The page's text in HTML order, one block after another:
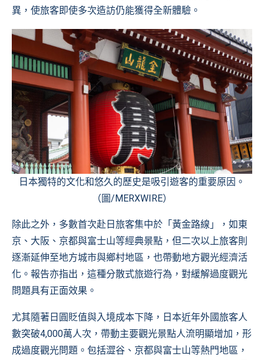
異，使旅客即使多次造訪仍能獲得全新體驗。
日本獨特的文化和悠久的歷史是吸引遊客的重要原因。
（圖/MERXWIRE）
除此之外，多數首次赴日旅客集中於「黃金路線」，如東
京、大阪、京都與富士山等經典景點，但二次以上旅客則
逐漸延伸至地方城市與鄉村地區，也帶動地方觀光經濟活
化。報告亦指出，這種分散式旅遊行為，對緩解過度觀光
問題具有正面效果。
尤其隨著日圓貶值與入境成本下降，日本近年外國旅客人
數突破4,000萬人次，帶動主要觀光景點人流明顯增加，形
成過度觀光問題。包括澀谷、京都與富士山等熱門地區，